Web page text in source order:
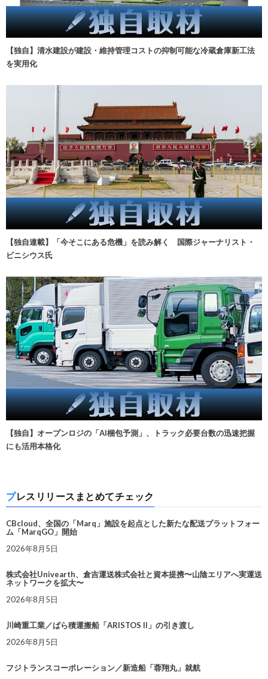
【独自】清水建設が建設・維持管理コストの抑制可能な冷蔵倉庫新工法
を実用化
【独自連載】「今そこにある危機」を読み解く 国際ジャーナリスト・
ビニシウス氏
【独自】オープンロジの「AI梱包予測」、トラック必要台数の迅速把握
にも活用本格化
プレスリリースまとめてチェック
CBcloud、全国の「Marq」施設を起点とした新たな配送プラットフォー
ム「MarqGO」開始
2026年8月5日
株式会社Univearth、倉吉運送株式会社と資本提携〜山陰エリアへ実運送
ネットワークを拡大〜
2026年8月5日
川崎重工業／ばら積運搬船「ARISTOS II」の引き渡し
2026年8月5日
フジトランスコーポレーション／新造船「蓉翔丸」就航